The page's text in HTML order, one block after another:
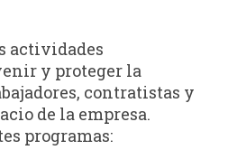
actividades
y proteger la
contratistas y
de la empresa.
programas: